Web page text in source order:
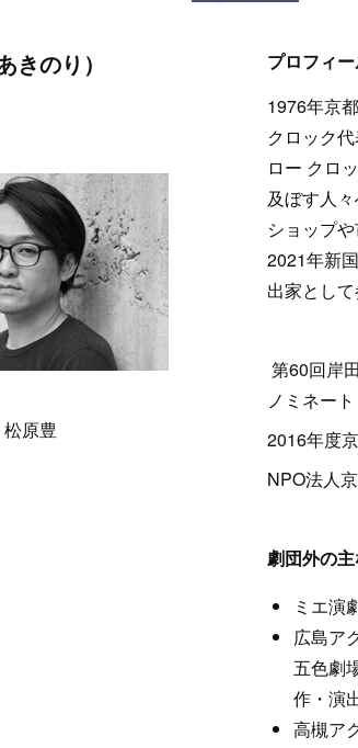
きのり）
原豊
プロフィ
1976年京
クロック
ロー クロ
及ぼす人
ショップ
2021年新
出家として
第60回岸
ノミネート
2016年度
NPO法人
劇団外の
ミエ演
広島ア
五色劇
作・演
高槻ア